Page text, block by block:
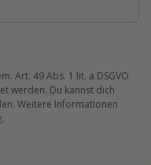
Art. 49 Abs. 1 lit. a DSGVO
werden. Du kannst dich
Weitere Informationen
.